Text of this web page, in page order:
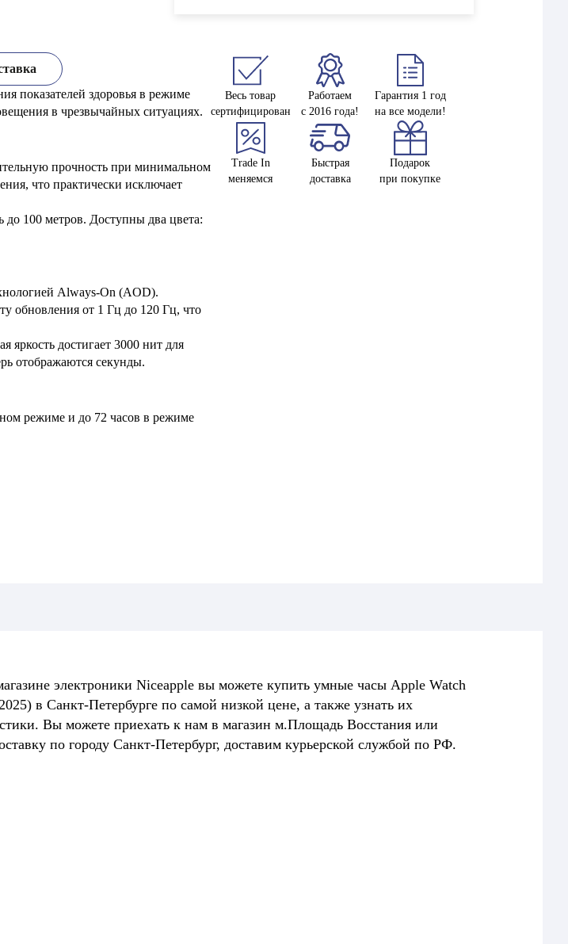
показателей здоровья в режиме
в чрезвычайных ситуациях.
прочность при минимальном
что практически исключает
до 100 метров. Доступны два цвета:
Always-On (AOD).
обновления от 1 Гц до 120 Гц, что
достигает 3000 нит для
отображаются секунды.
режиме и до 72 часов в режиме
Весь товар
сертифицирован
Работаем
с 2016 года!
Гарантия 1 год
на все модели!
Trade In
меняемся
Быстрая
доставка
Подарок
при покупке
электроники Niceapple вы можете купить умные часы Apple Watch
в Санкт-Петербурге по самой низкой цене, а также узнать их
Вы можете приехать к нам в магазин м.Площадь Восстания или
по городу Санкт-Петербург, доставим курьерской службой по РФ.